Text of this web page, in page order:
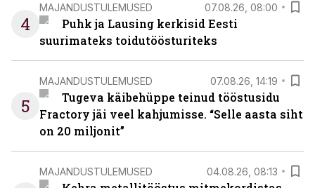
4
MAJANDUSTULEMUSED 07.08.26, 08:00
Puhk ja Lausing kerkisid Eesti
suurimateks toidutöösturiteks
5
MAJANDUSTULEMUSED 07.08.26, 14:19
Tugeva käibehüppe teinud tööstusidu
Fractory jäi veel kahjumisse. “Selle aasta siht
on 20 miljonit”
MAJANDUSTULEMUSED 04.08.26, 08:13